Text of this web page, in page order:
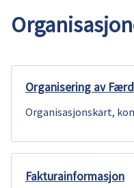
d
e
r
k
o
m
her:
Organisering av
Organisasjonskart,
Fakturainformasjon